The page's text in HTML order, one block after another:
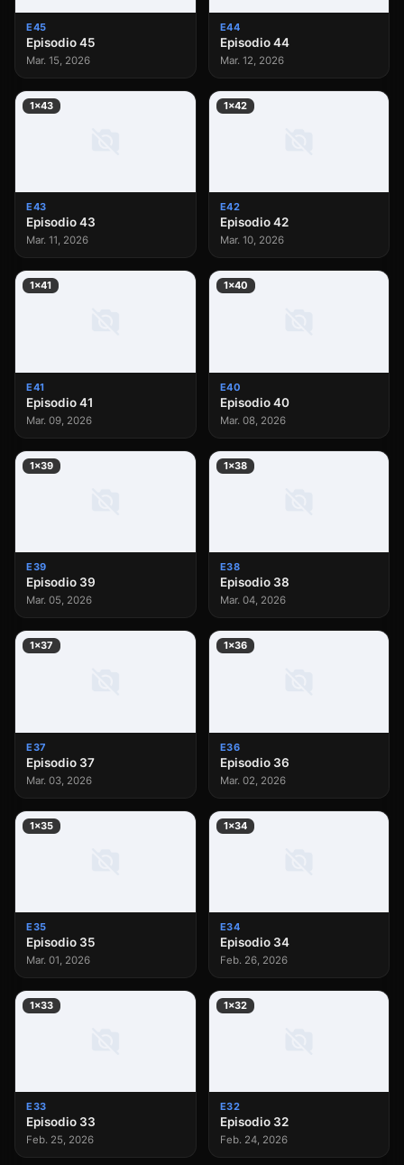
E45
Episodio 45
Mar. 15, 2026
E44
Episodio 44
Mar. 12, 2026
1×43
E43
Episodio 43
Mar. 11, 2026
1×42
E42
Episodio 42
Mar. 10, 2026
1×41
E41
Episodio 41
Mar. 09, 2026
1×40
E40
Episodio 40
Mar. 08, 2026
1×39
E39
Episodio 39
Mar. 05, 2026
1×38
E38
Episodio 38
Mar. 04, 2026
1×37
E37
Episodio 37
Mar. 03, 2026
1×36
E36
Episodio 36
Mar. 02, 2026
1×35
E35
Episodio 35
Mar. 01, 2026
1×34
E34
Episodio 34
Feb. 26, 2026
1×33
E33
Episodio 33
Feb. 25, 2026
1×32
E32
Episodio 32
Feb. 24, 2026